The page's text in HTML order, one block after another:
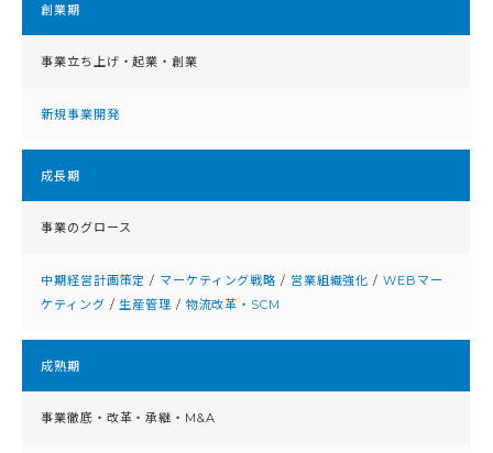
創業期
事業立ち上げ・起業・創業
新規事業開発
成⻑期
事業のグロース
中期経営計画策定 / マーケティング戦略 / 営業組織強化 / WEBマー
ケティング /生産管理 / 物流改革・SCM
成熟期
事業徹底・改⾰・承継・M&A